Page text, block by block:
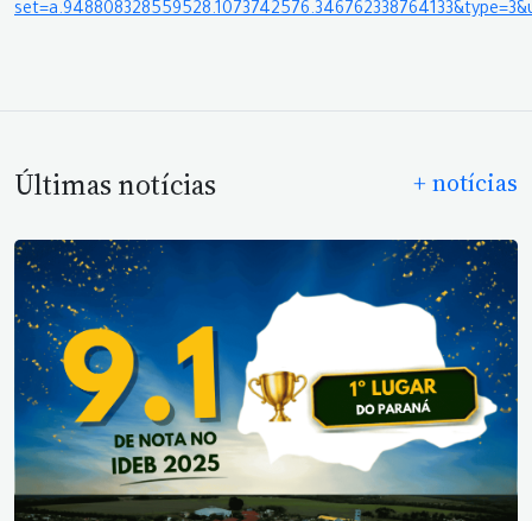
Últimas notícias + notícias